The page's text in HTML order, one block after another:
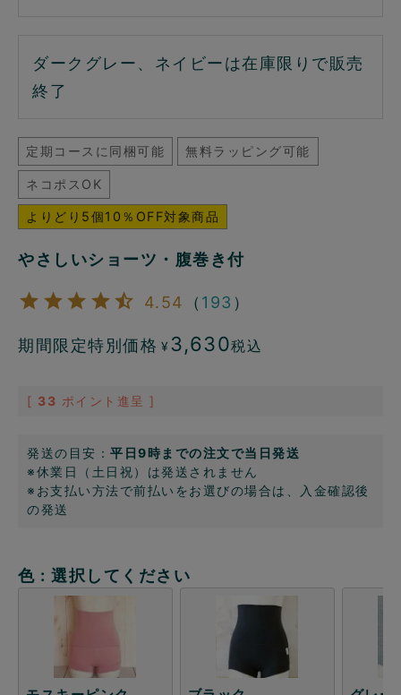
ダークグレー、ネイビーは在庫限りで販売
終了
定期コースに同梱可能 無料ラッピング可能
ネコポスOK
よりどり5個10％OFF対象商品
やさしいショーツ・腹巻き付
4.54 （ 193 ）
期間限定特別価格 ¥ 3,630税込
[ 33 ポイント進呈 ]
発送の目安： 平日9時までの注文で当日発送
※休業日（土日祝）は発送されません
※お支払い方法で前払いをお選びの場合は、入金確認後
の発送
色 選択してください